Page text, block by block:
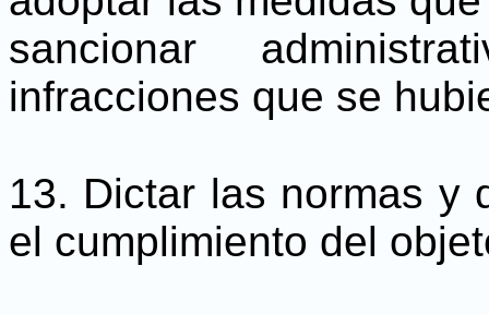
sancionar
infracciones que se
13. Dictar las normas y
el cumplimiento del